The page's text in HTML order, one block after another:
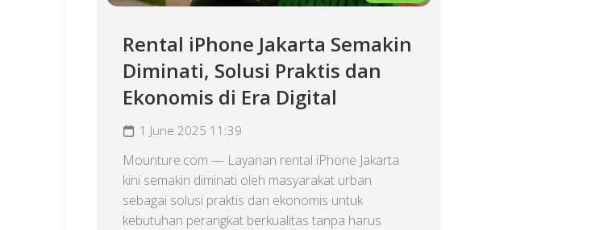
Rental iPhone Jakarta Semakin
Diminati, Solusi Praktis dan
Ekonomis di Era Digital
1 June 2025 11:39
Mounture.com — Layanan rental iPhone Jakarta
kini semakin diminati oleh masyarakat urban
sebagai solusi praktis dan ekonomis untuk
kebutuhan perangkat berkualitas tanpa harus